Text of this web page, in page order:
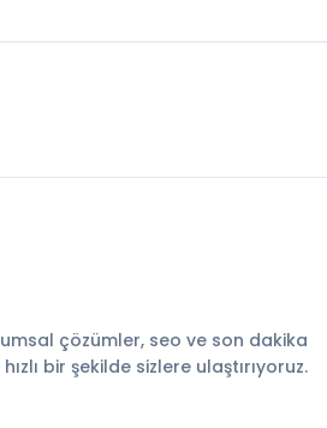
çözümler, seo ve son dakika
bir şekilde sizlere ulaştırıyoruz.